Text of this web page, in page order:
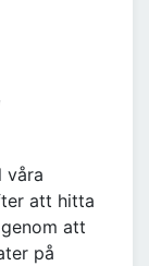
våra
att hitta
att
på